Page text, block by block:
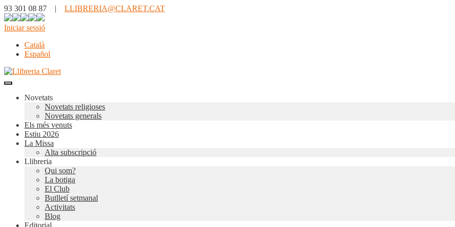
93 301 08 87 | LLIBRERIA@CLARET.CAT
Iniciar sessió
Català
Español
Novetats
Novetats religioses
Novetats generals
Els més venuts
Estiu 2026
La Missa
Alta subscripció
Llibreria
Qui som?
La botiga
El Club
Butlletí setmanal
Activitats
Blog
Editorial